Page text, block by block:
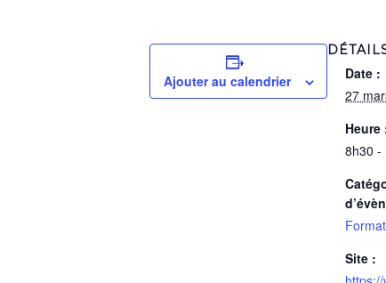
Ajouter au calendrier
Date :
27
Heure
8h30 -
Site :